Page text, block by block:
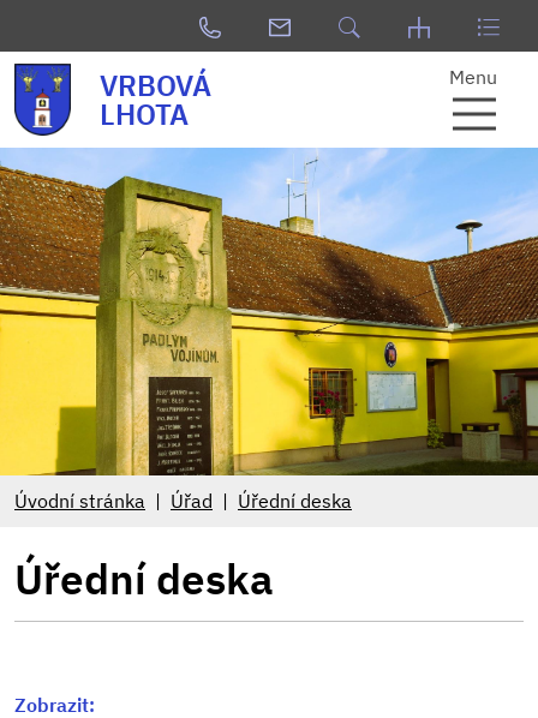
VRBOVÁ
LHOTA
Menu
Úvodní stránka Úřad Úřední deska
Úřední deska
Zobrazit: